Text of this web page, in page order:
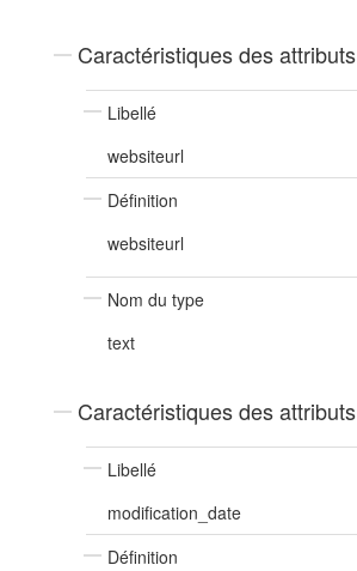
Caractéristiques des attributs
Libellé
websiteurl
Définition
websiteurl
Nom du type
text
Caractéristiques des attributs
Libellé
modification_date
Définition